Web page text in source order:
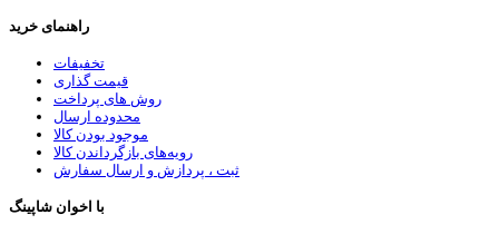
راهنمای خرید
تخفیفات
قیمت گذاری
روش های پرداخت
محدوده ارسال
موجود بودن کالا
رویه‌های بازگرداندن کالا
ثبت ، پردازش و ارسال سفارش
با اخوان شاپینگ